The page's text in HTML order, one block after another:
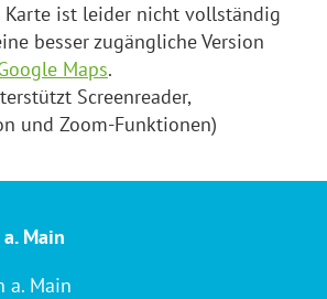
Karte ist leider nicht vollständig
besser zugängliche Version
Maps.
Screenreader,
und Zoom-Funktionen)
Main
a. Main